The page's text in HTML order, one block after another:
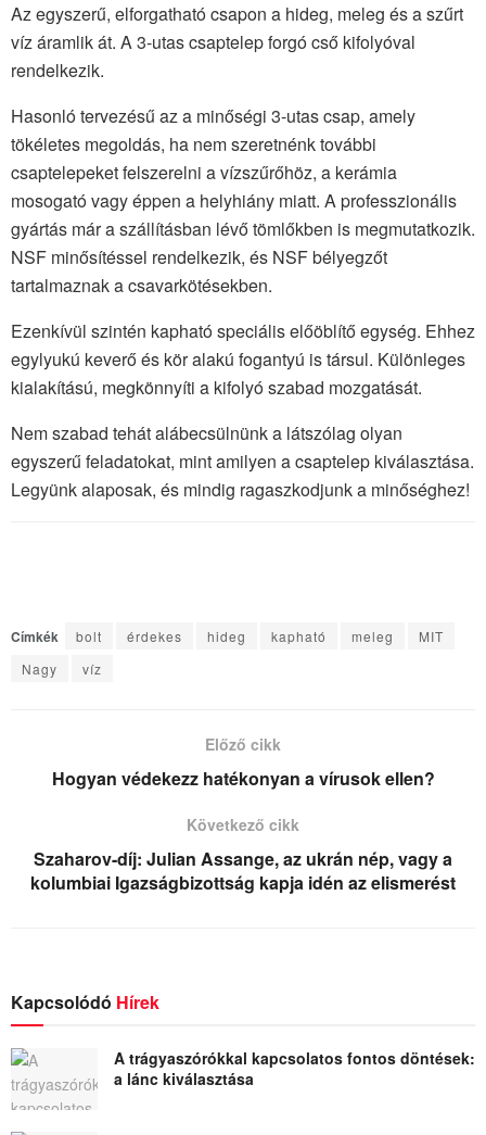
Az egyszerű, elforgatható csapon a hideg, meleg és a szűrt
víz áramlik át. A 3-utas csaptelep forgó cső kifolyóval
rendelkezik.
Hasonló tervezésű az a minőségi 3-utas csap, amely
tökéletes megoldás, ha nem szeretnénk további
csaptelepeket felszerelni a vízszűrőhöz, a kerámia
mosogató vagy éppen a helyhiány miatt. A professzionális
gyártás már a szállításban lévő tömlőkben is megmutatkozik.
NSF minősítéssel rendelkezik, és NSF bélyegzőt
tartalmaznak a csavarkötésekben.
Ezenkívül szintén kapható speciális előöblítő egység. Ehhez
egylyukú keverő és kör alakú fogantyú is társul. Különleges
kialakítású, megkönnyíti a kifolyó szabad mozgatását.
Nem szabad tehát alábecsülnünk a látszólag olyan
egyszerű feladatokat, mint amilyen a csaptelep kiválasztása.
Legyünk alaposak, és mindig ragaszkodjunk a minőséghez!
Címkék bolt érdekes hideg kapható meleg
MIT
Nagy
víz
Előző cikk
Hogyan védekezz hatékonyan a vírusok ellen?
Következő cikk
Szaharov-díj: Julian Assange, az ukrán nép, vagy a
kolumbiai Igazságbizottság kapja idén az elismerést
Kapcsolódó Hírek
A trágyaszórókkal kapcsolatos fontos döntések:
a lánc kiválasztása